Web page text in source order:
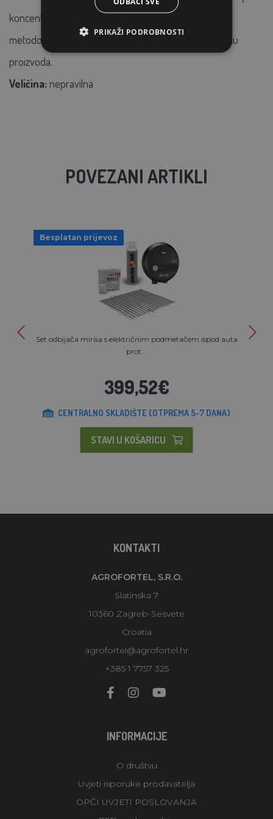
koncentrata, molimo Vas da pročitate preporučenu
metodologiju pravilne uporabe i ugradnje za datu vrstu
proizvoda.
Veličina: nepravilna
POVEZANI ARTIKLI
Besplatan prijevoz
Set odbijača mirisa s električnim podmetačem ispod auta
prot...
399,52€
CENTRALNO SKLADIŠTE (OTPREMA 5-7 DANA)
STAVI U KOŠARICU
KONTAKTI
AGROFORTEL, S.R.O.
Slatinska 7
10360 Zagreb-Sesvete
Croatia
agrofortel@agrofortel.hr
+385 1 7757 325
INFORMACIJE
O društvu
Uvjeti isporuke prodavatelja
OPĆI UVJETI POSLOVANJA
PRIKAŽI PODROBNOSTI